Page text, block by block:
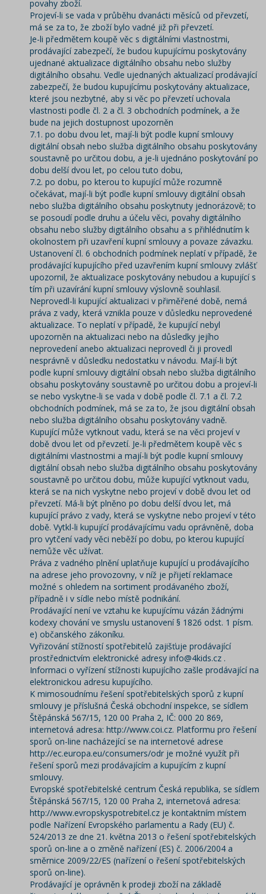
povahy zboží.
Projeví-li se vada v průběhu dvanácti měsíců od převzetí,
má se za to, že zboží bylo vadné již při převzetí.
Je-li předmětem koupě věc s digitálními vlastnostmi,
prodávající zabezpečí, že budou kupujícímu poskytovány
ujednané aktualizace digitálního obsahu nebo služby
digitálního obsahu. Vedle ujednaných aktualizací prodávající
zabezpečí, že budou kupujícímu poskytovány aktualizace,
které jsou nezbytné, aby si věc po převzetí uchovala
vlastnosti podle čl. 2 a čl. 3 obchodních podmínek, a že
bude na jejich dostupnost upozorněn
7.1. po dobu dvou let, mají-li být podle kupní smlouvy
digitální obsah nebo služba digitálního obsahu poskytovány
soustavně po určitou dobu, a je-li ujednáno poskytování po
dobu delší dvou let, po celou tuto dobu,
7.2. po dobu, po kterou to kupující může rozumně
očekávat, mají-li být podle kupní smlouvy digitální obsah
nebo služba digitálního obsahu poskytnuty jednorázově; to
se posoudí podle druhu a účelu věci, povahy digitálního
obsahu nebo služby digitálního obsahu a s přihlédnutím k
okolnostem při uzavření kupní smlouvy a povaze závazku.
Ustanovení čl. 6 obchodních podmínek neplatí v případě, že
prodávající kupujícího před uzavřením kupní smlouvy zvlášť
upozornil, že aktualizace poskytovány nebudou a kupující s
tím při uzavírání kupní smlouvy výslovně souhlasil.
Neprovedl-li kupující aktualizaci v přiměřené době, nemá
práva z vady, která vznikla pouze v důsledku neprovedené
aktualizace. To neplatí v případě, že kupující nebyl
upozorněn na aktualizaci nebo na důsledky jejího
neprovedení anebo aktualizaci neprovedl či ji provedl
nesprávně v důsledku nedostatku v návodu. Mají-li být
podle kupní smlouvy digitální obsah nebo služba digitálního
obsahu poskytovány soustavně po určitou dobu a projeví-li
se nebo vyskytne-li se vada v době podle čl. 7.1 a čl. 7.2
obchodních podmínek, má se za to, že jsou digitální obsah
nebo služba digitálního obsahu poskytovány vadně.
Kupující může vytknout vadu, která se na věci projeví v
době dvou let od převzetí. Je-li předmětem koupě věc s
digitálními vlastnostmi a mají-li být podle kupní smlouvy
digitální obsah nebo služba digitálního obsahu poskytovány
soustavně po určitou dobu, může kupující vytknout vadu,
která se na nich vyskytne nebo projeví v době dvou let od
převzetí. Má-li být plněno po dobu delší dvou let, má
kupující právo z vady, která se vyskytne nebo projeví v této
době. Vytkl-li kupující prodávajícímu vadu oprávněně, doba
pro vytčení vady věci neběží po dobu, po kterou kupující
nemůže věc užívat.
Práva z vadného plnění uplatňuje kupující u prodávajícího
na adrese jeho provozovny, v níž je přijetí reklamace
možné s ohledem na sortiment prodávaného zboží,
případně i v sídle nebo místě podnikání.
Prodávající není ve vztahu ke kupujícímu vázán žádnými
kodexy chování ve smyslu ustanovení § 1826 odst. 1 písm.
e) občanského zákoníku.
Vyřizování stížností spotřebitelů zajišťuje prodávající
prostřednictvím elektronické adresy info@4kids.cz .
Informaci o vyřízení stížnosti kupujícího zašle prodávající na
elektronickou adresu kupujícího.
K mimosoudnímu řešení spotřebitelských sporů z kupní
smlouvy je příslušná Česká obchodní inspekce, se sídlem
Štěpánská 567/15, 120 00 Praha 2, IČ: 000 20 869,
internetová adresa: http://www.coi.cz. Platformu pro řešení
sporů on-line nacházející se na internetové adrese
http://ec.europa.eu/consumers/odr je možné využít při
řešení sporů mezi prodávajícím a kupujícím z kupní
smlouvy.
Evropské spotřebitelské centrum Česká republika, se sídlem
Štěpánská 567/15, 120 00 Praha 2, internetová adresa:
http://www.evropskyspotrebitel.cz je kontaktním místem
podle Nařízení Evropského parlamentu a Rady (EU) č.
524/2013 ze dne 21. května 2013 o řešení spotřebitelských
sporů on-line a o změně nařízení (ES) č. 2006/2004 a
směrnice 2009/22/ES (nařízení o řešení spotřebitelských
sporů on-line).
Prodávající je oprávněn k prodeji zboží na základě